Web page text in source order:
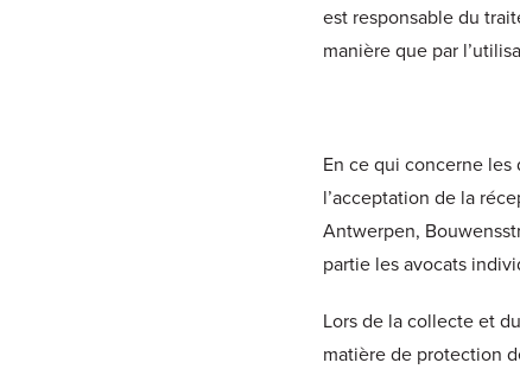
est responsable du
manière que par
En ce qui concerne
l’acceptation de la
Antwerpen,
partie les avocats
Lors de la collecte et
matière de protection